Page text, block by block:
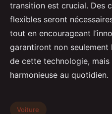
transition est crucial. Des
flexibles seront
tout en encourageant
garantiront non
de cette technologie,
harmonieuse au quotidien.
Voiture